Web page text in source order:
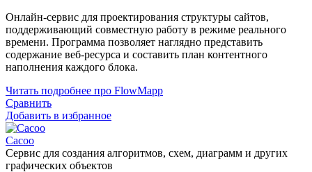
Онлайн-сервис для проектирования структуры сайтов,
поддерживающий совместную работу в режиме реального
времени. Программа позволяет наглядно представить
содержание веб-ресурса и составить план контентного
наполнения каждого блока.
Читать подробнее про FlowMapp
Сравнить
Добавить в избранное
Cacoo
Сервис для создания алгоритмов, схем, диаграмм и других
графических объектов